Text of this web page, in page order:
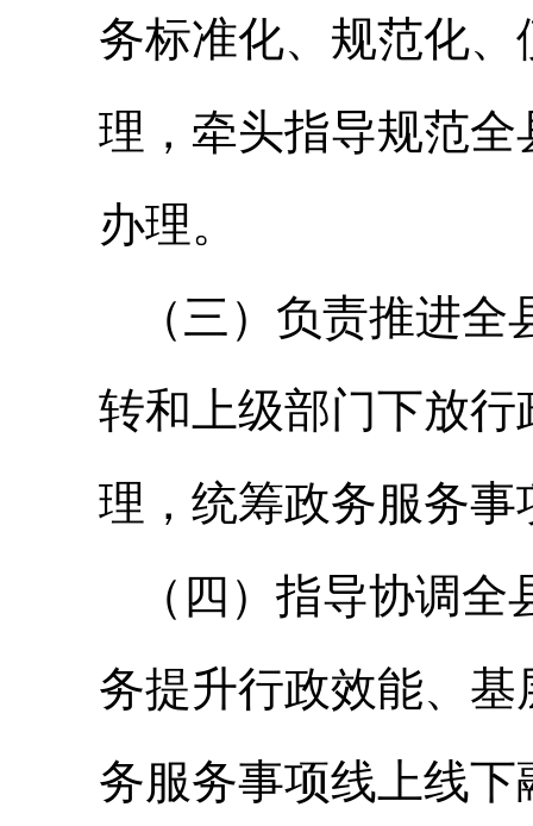
务标准化、规范化
理，牵头指导规范
办理。
（三）负责推进
转和上级部门下放
理，统筹政务服务
（四）指导协调
务提升行政效能、
务服务事项线上线